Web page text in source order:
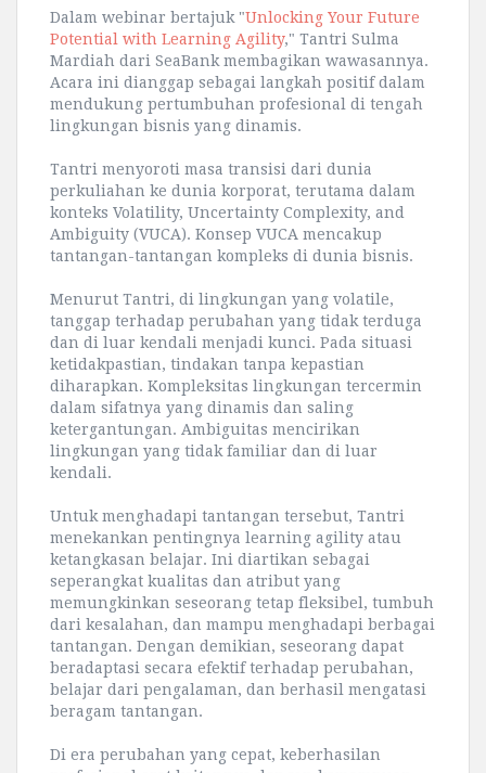
Dalam webinar bertajuk "Unlocking Your Future
Potential with Learning Agility," Tantri Sulma
Mardiah dari SeaBank membagikan wawasannya.
Acara ini dianggap sebagai langkah positif dalam
mendukung pertumbuhan profesional di tengah
lingkungan bisnis yang dinamis.
Tantri menyoroti masa transisi dari dunia
perkuliahan ke dunia korporat, terutama dalam
konteks Volatility, Uncertainty Complexity, and
Ambiguity (VUCA). Konsep VUCA mencakup
tantangan-tantangan kompleks di dunia bisnis.
Menurut Tantri, di lingkungan yang volatile,
tanggap terhadap perubahan yang tidak terduga
dan di luar kendali menjadi kunci. Pada situasi
ketidakpastian, tindakan tanpa kepastian
diharapkan. Kompleksitas lingkungan tercermin
dalam sifatnya yang dinamis dan saling
ketergantungan. Ambiguitas mencirikan
lingkungan yang tidak familiar dan di luar
kendali.
Untuk menghadapi tantangan tersebut, Tantri
menekankan pentingnya learning agility atau
ketangkasan belajar. Ini diartikan sebagai
seperangkat kualitas dan atribut yang
memungkinkan seseorang tetap fleksibel, tumbuh
dari kesalahan, dan mampu menghadapi berbagai
tantangan. Dengan demikian, seseorang dapat
beradaptasi secara efektif terhadap perubahan,
belajar dari pengalaman, dan berhasil mengatasi
beragam tantangan.
Di era perubahan yang cepat, keberhasilan